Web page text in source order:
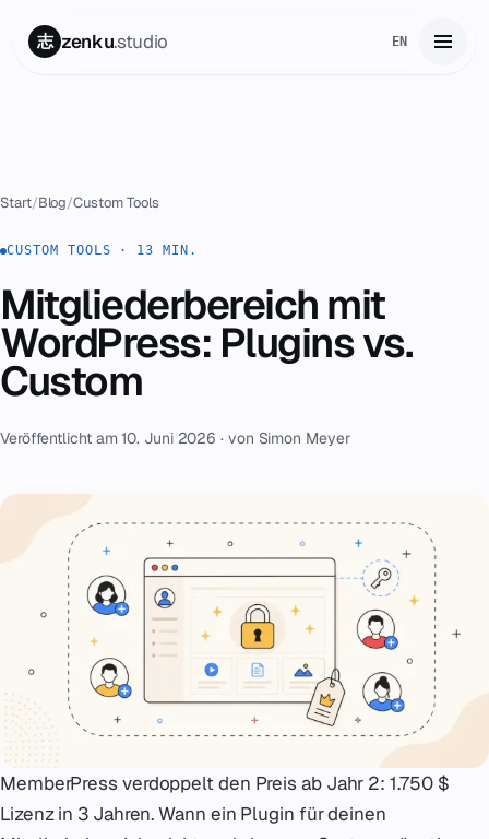
志 zenku.studio EN
02Leistungen
03Zenku Complete
04 Projekte
Preise
07Notfall
English
hello@zenku.studio
Start/Blog/Custom Tools
CUSTOM TOOLS · 13 MIN.
Mitgliederbereich mit
WordPress: Plugins vs.
Custom
Veröffentlicht am 10. Juni 2026 · von Simon Meyer
MemberPress verdoppelt den Preis ab Jahr 2: 1.750 $
Lizenz in 3 Jahren. Wann ein Plugin für deinen